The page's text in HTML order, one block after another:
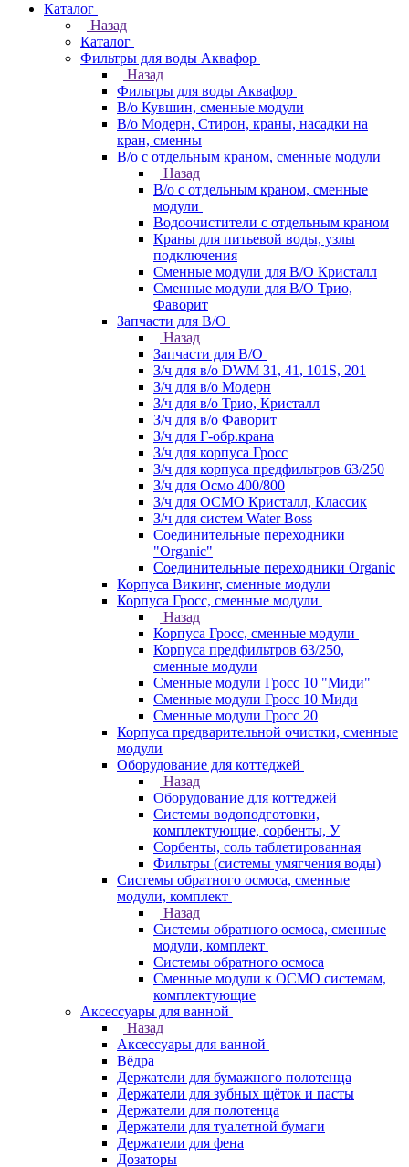
Каталог
Назад
Каталог
Фильтры для воды Аквафор
Назад
Фильтры для воды Аквафор
В/о Кувшин, сменные модули
В/о Модерн, Стирон, краны, насадки на
кран, сменны
В/о с отдельным краном, сменные модули
Назад
В/о с отдельным краном, сменные
модули
Водоочистители с отдельным краном
Краны для питьевой воды, узлы
подключения
Сменные модули для В/О Кристалл
Сменные модули для В/О Трио,
Фаворит
Запчасти для В/О
Назад
Запчасти для В/О
З/ч для в/о DWM 31, 41, 101S, 201
З/ч для в/о Модерн
З/ч для в/о Трио, Кристалл
З/ч для в/о Фаворит
З/ч для Г-обр.крана
З/ч для корпуса Гросс
З/ч для корпуса предфильтров 63/250
З/ч для Осмо 400/800
З/ч для ОСМО Кристалл, Классик
З/ч для систем Water Boss
Соединительные переходники
"Organic"
Соединительные переходники Organic
Корпуса Викинг, сменные модули
Корпуса Гросс, сменные модули
Назад
Корпуса Гросс, сменные модули
Корпуса предфильтров 63/250,
сменные модули
Сменные модули Гросс 10 "Миди"
Сменные модули Гросс 10 Миди
Сменные модули Гросс 20
Корпуса предварительной очистки, сменные
модули
Оборудование для коттеджей
Назад
Оборудование для коттеджей
Системы водоподготовки,
комплектующие, сорбенты, У
Сорбенты, соль таблетированная
Фильтры (системы умягчения воды)
Системы обратного осмоса, сменные
модули, комплект
Назад
Системы обратного осмоса, сменные
модули, комплект
Системы обратного осмоса
Сменные модули к ОСМО системам,
комплектующие
Аксессуары для ванной
Назад
Аксессуары для ванной
Вёдра
Держатели для бумажного полотенца
Держатели для зубных щёток и пасты
Держатели для полотенца
Держатели для туалетной бумаги
Держатели для фена
Дозаторы